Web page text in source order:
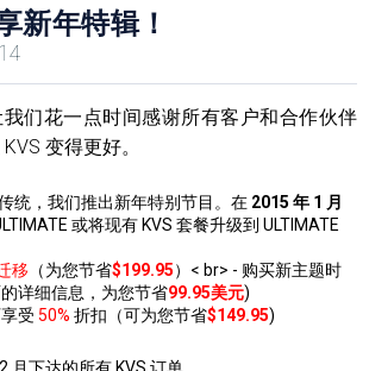
新年特辑！
们花一点时间感谢所有客户和合作伙伴
变得更好。
统，我们推出新年特别节目。在 2015 年 1 月
或将现有 KVS 套餐升级到 ULTIMATE
移 （为您节省$199.95）< br> - 购买新主题时
详细信息，为您节省99.95美元)
受 50% 折扣（可为您节省$149.95)